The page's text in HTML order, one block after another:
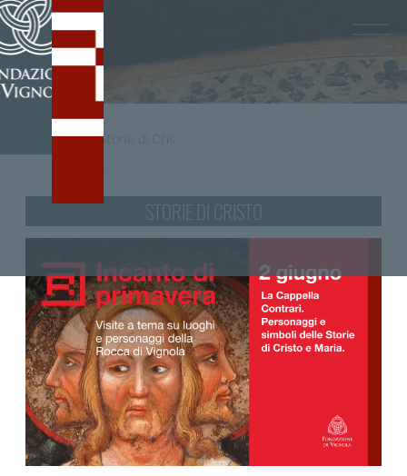
/tag Storie di Cristo
STORIE DI CRISTO